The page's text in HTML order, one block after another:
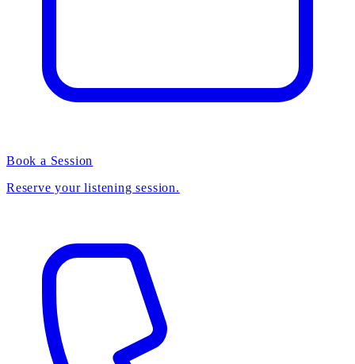
Book a Session
Reserve your listening session.